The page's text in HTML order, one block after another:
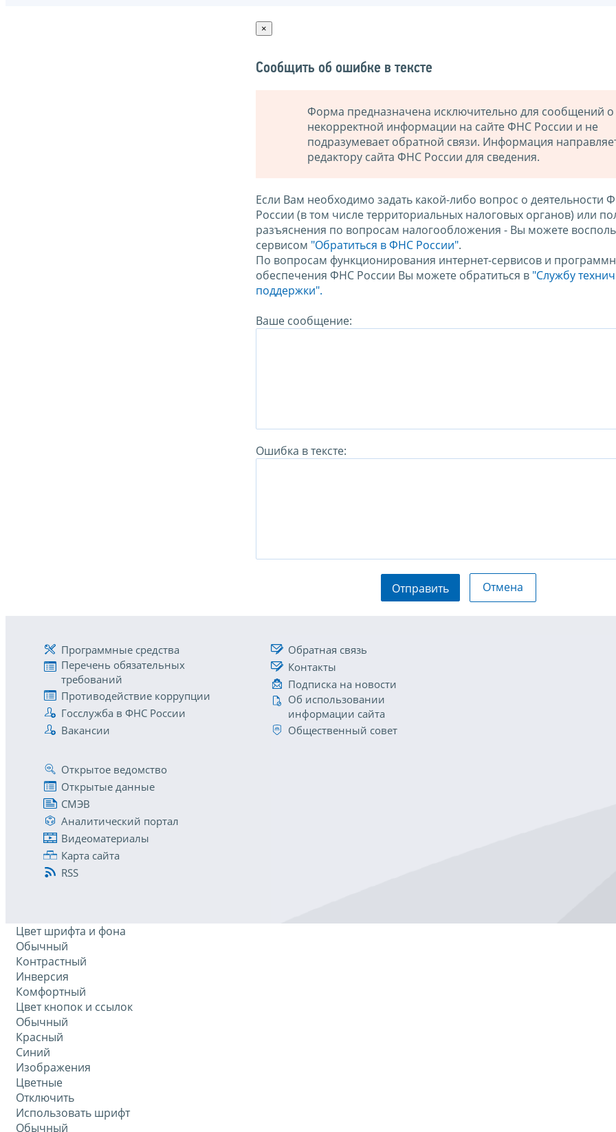
×
Сообщить об ошибке в тексте
Форма предназначена исключительно для сообщений о
некорректной информации на сайте ФНС России и не
подразумевает обратной связи. Информация
редактору сайта ФНС России для сведения.
Если Вам необходимо задать какой-либо вопрос о деятельности
России (в том числе территориальных налоговых органов) или
разъяснения по вопросам налогообложения - Вы можете
сервисом "Обратиться в ФНС России".
По вопросам функционирования интернет-сервисов и
обеспечения ФНС России Вы можете обратиться в "Службу
поддержки".
Ваше сообщение:
Ошибка в тексте:
Отправить Отмена
Программные средства
Перечень обязательных
требований
Противодействие коррупции
Госслужба в ФНС России
Вакансии
Обратная связь
Контакты
Подписка на новости
Об использовании
информации сайта
Общественный совет
Открытое ведомство
Открытые данные
СМЭВ
Аналитический портал
Видеоматериалы
Карта сайта
RSS
Цвет шрифта и фона
Обычный
Контрастный
Инверсия
Комфортный
Цвет кнопок и ссылок
Обычный
Красный
Синий
Изображения
Цветные
Отключить
Использовать шрифт
Обычный